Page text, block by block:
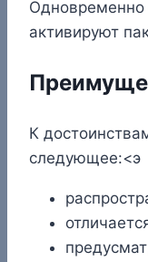
Одновременно
активируют
К
следующее:<э